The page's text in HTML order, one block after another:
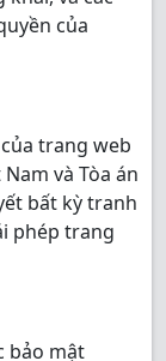
của
trang web
và Tòa án
bất kỳ tranh
phép trang
bảo mật